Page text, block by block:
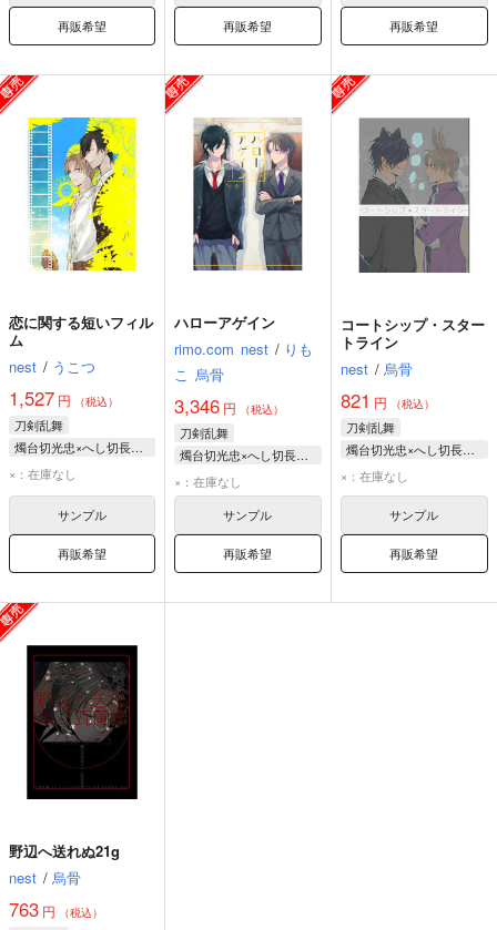
再販希望 再販希望 再販希望
恋に関する短いフィル
ム
nest / うこつ
1,527 円 （税込）
刀剣乱舞
燭台切光忠×へし切長谷部
×：在庫なし
サンプル
再販希望
ハローアゲイン
rimo.com nest / りも
こ 烏骨
3,346 円 （税込）
刀剣乱舞
燭台切光忠×へし切長谷部
燭台切光忠
へし切長谷部
×：在庫なし
サンプル
再販希望
コートシップ・スター
トライン
nest / 烏骨
821 円 （税込）
刀剣乱舞
燭台切光忠×へし切長谷部
×：在庫なし
サンプル
再販希望
野辺へ送れぬ21g
nest / 烏骨
763 円 （税込）